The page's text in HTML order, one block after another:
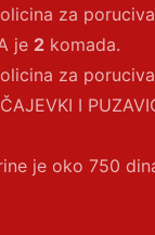
za
je 2 komada.
za
I
je oko 750